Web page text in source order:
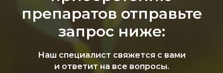
препаратов отправьте
запрос ниже:
Наш специалист свяжется с вами
и ответит на все вопросы.